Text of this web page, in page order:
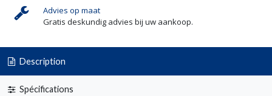
Advies op maat
Gratis deskundig advies bij uw aankoop.
Description
Spécifications